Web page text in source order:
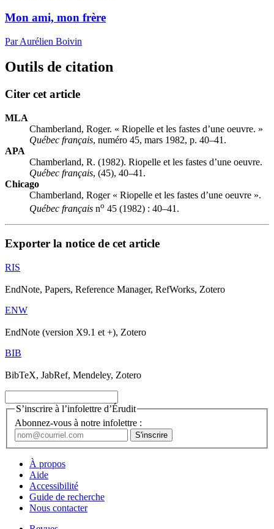
Mon ami, mon frère
Par Aurélien Boivin
Outils de citation
Citer cet article
MLA
Chamberland, Roger. « Riopelle et les fastes d’une oeuvre. »
Québec français, numéro 45, mars 1982, p. 40–41.
APA
Chamberland, R. (1982). Riopelle et les fastes d’une oeuvre.
Québec français, (45), 40–41.
Chicago
Chamberland, Roger « Riopelle et les fastes d’une oeuvre ».
Québec français no 45 (1982) : 40–41.
Exporter la notice de cet article
RIS
EndNote, Papers, Reference Manager, RefWorks, Zotero
ENW
EndNote (version X9.1 et +), Zotero
BIB
BibTeX, JabRef, Mendeley, Zotero
S’inscrire à l’infolettre d’Érudit
Abonnez-vous à notre infolettre :
À propos
Aide
Accessibilité
Guide de recherche
Nous contacter